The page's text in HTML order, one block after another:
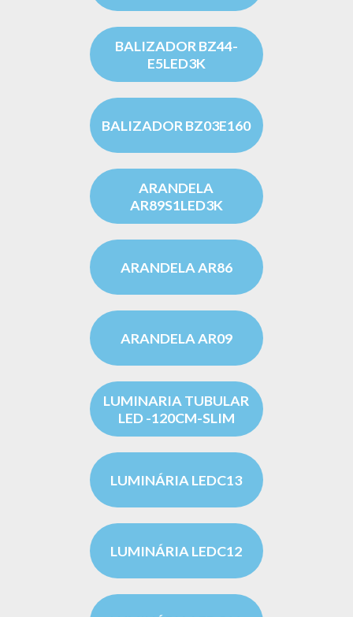
BALIZADOR BZ44-
E5LED3K
BALIZADOR BZ03E160
ARANDELA
AR89S1LED3K
ARANDELA AR86
ARANDELA AR09
LUMINARIA TUBULAR
LED -120CM-SLIM
LUMINÁRIA LEDC13
LUMINÁRIA LEDC12